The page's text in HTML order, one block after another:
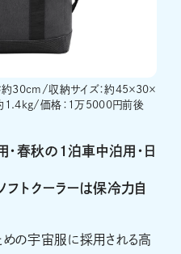
約30cm/収納サイズ：約45×30×
1.4kg/価格：1万5000円前後
春秋の1泊車中泊用・日
トクーラーは保冷力自
の宇宙服に採用される高